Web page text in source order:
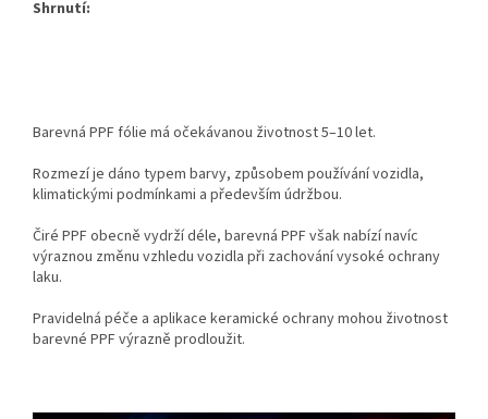
Shrnutí:
Barevná PPF fólie má očekávanou životnost 5–10 let.
Rozmezí je dáno typem barvy, způsobem používání vozidla,
klimatickými podmínkami a především údržbou.
Čiré PPF obecně vydrží déle, barevná PPF však nabízí navíc
výraznou změnu vzhledu vozidla při zachování vysoké ochrany
laku.
Pravidelná péče a aplikace keramické ochrany mohou životnost
barevné PPF výrazně prodloužit.